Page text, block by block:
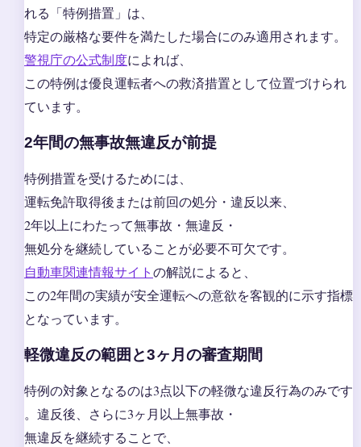
れる「特例措置」は、
特定の厳格な要件を満たした場合にのみ適用されます。
警視庁の公式制度によれば、
この特例は優良運転者への救済措置として位置づけられ
ています。
2年間の無事故無違反が前提
特例措置を受けるためには、
運転免許取得後または前回の処分・違反以来、
2年以上にわたって無事故・無違反・
無処分を継続していることが必要不可欠です。
自動車関連情報サイトの解説によると、
この2年間の実績が安全運転への意欲を客観的に示す指標
となっています。
軽微違反の範囲と3ヶ月の審査期間
特例の対象となるのは3点以下の軽微な違反行為のみです
。違反後、さらに3ヶ月以上無事故・
無違反を継続することで、